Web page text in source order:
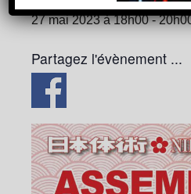
27 mai 2023 à 18h00-
Partagez l'évènement ...